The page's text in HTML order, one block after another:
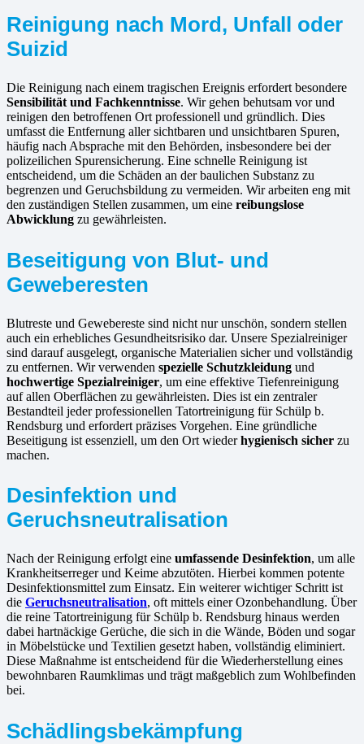
Reinigung nach Mord, Unfall oder
Suizid
Die Reinigung nach einem tragischen Ereignis erfordert besondere
Sensibilität und Fachkenntnisse. Wir gehen behutsam vor und
reinigen den betroffenen Ort professionell und gründlich. Dies
umfasst die Entfernung aller sichtbaren und unsichtbaren Spuren,
häufig nach Absprache mit den Behörden, insbesondere bei der
polizeilichen Spurensicherung. Eine schnelle Reinigung ist
entscheidend, um die Schäden an der baulichen Substanz zu
begrenzen und Geruchsbildung zu vermeiden. Wir arbeiten eng mit
den zuständigen Stellen zusammen, um eine reibungslose
Abwicklung zu gewährleisten.
Beseitigung von Blut- und
Geweberesten
Blutreste und Gewebereste sind nicht nur unschön, sondern stellen
auch ein erhebliches Gesundheitsrisiko dar. Unsere Spezialreiniger
sind darauf ausgelegt, organische Materialien sicher und vollständig
zu entfernen. Wir verwenden spezielle Schutzkleidung und
hochwertige Spezialreiniger, um eine effektive Tiefenreinigung
auf allen Oberflächen zu gewährleisten. Dies ist ein zentraler
Bestandteil jeder professionellen Tatortreinigung für Schülp b.
Rendsburg und erfordert präzises Vorgehen. Eine gründliche
Beseitigung ist essenziell, um den Ort wiederhygienisch sicher zu
machen.
Desinfektion und
Geruchsneutralisation
Nach der Reinigung erfolgt eine umfassende Desinfektion, um alle
Krankheitserreger und Keime abzutöten. Hierbei kommen potente
Desinfektionsmittel zum Einsatz. Ein weiterer wichtiger Schritt ist
die Geruchsneutralisation, oft mittels einer Ozonbehandlung. Über
die reine Tatortreinigung für Schülp b. Rendsburg hinaus werden
dabei hartnäckige Gerüche, die sich in die Wände, Böden und sogar
in Möbelstücke und Textilien gesetzt haben, vollständig eliminiert.
Diese Maßnahme ist entscheidend für die Wiederherstellung eines
bewohnbaren Raumklimas und trägt maßgeblich zum Wohlbefinden
bei.
Schädlingsbekämpfung